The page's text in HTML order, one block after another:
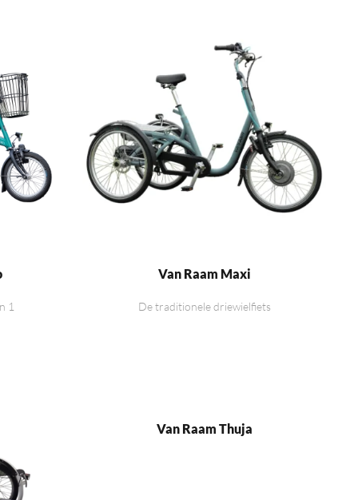
1
Van Raam Maxi
De traditionele driewielfiets
Van Raam Thuja